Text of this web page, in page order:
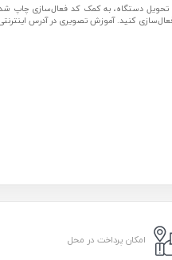
تحویل دستگاه، به کمک کد فعال‌سازی چاپ شده
امکان پرداخت در محل